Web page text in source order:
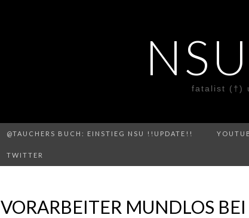
fatalist (†)
@TAUCHERS BUCH: EINSTIEG NSU !!UPDATE!!
TWITTER
VORARBEITER MUNDLOS